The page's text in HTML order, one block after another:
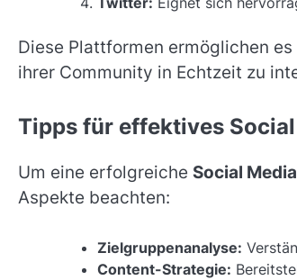
Diese Plattformen ermöglichen
ihrer Community in Echtzeit zu
Tipps für effektives
Um eine erfolgreiche Social
Aspekte beachten:
Zielgruppenanalyse:
Content-Strategie: